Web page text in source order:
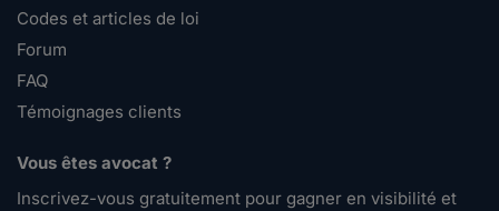
Codes et articles de loi
Forum
FAQ
Témoignages clients
Vous êtes avocat ?
Inscrivez-vous gratuitement pour gagner en visibilité et